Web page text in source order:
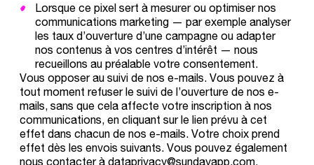
Lorsque ce pixel sert à mesurer ou optimiser nos
communications marketing — par exemple analyser
les taux d’ouverture d’une campagne ou adapter
nos contenus à vos centres d’intérêt — nous
recueillons au préalable votre consentement.
Vous opposer au suivi de nos e-mails. Vous pouvez à
tout moment refuser le suivi de l’ouverture de nos e-
mails, sans que cela affecte votre inscription à nos
communications, en cliquant sur le lien prévu à cet
effet dans chacun de nos e-mails. Votre choix prend
effet dès les envois suivants. Vous pouvez également
nous contacter à dataprivacy@sundayapp.com.